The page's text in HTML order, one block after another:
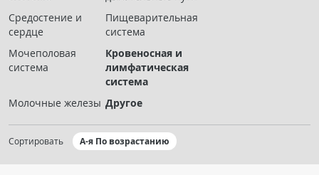
Интерактивные задания
Презентации
Публикации
Журнал "Лучевая диагностика и терапия"
Средостение и
сердце
Пищеварительная
система
Мочеполовая
система
Кровеносная и
лимфатическая
система
Молочные железы Другое
Сортировать А-я По возрастанию